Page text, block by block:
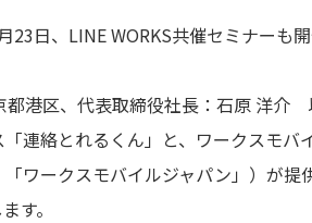
23日、LINE WORKS共催セミナーも
港区、代表取締役社長：石原 洋介
連絡とれるくん」と、ワークスモバ
ワークスモバイルジャパン」）が提
す。